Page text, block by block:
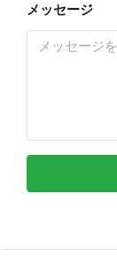
メッセージ